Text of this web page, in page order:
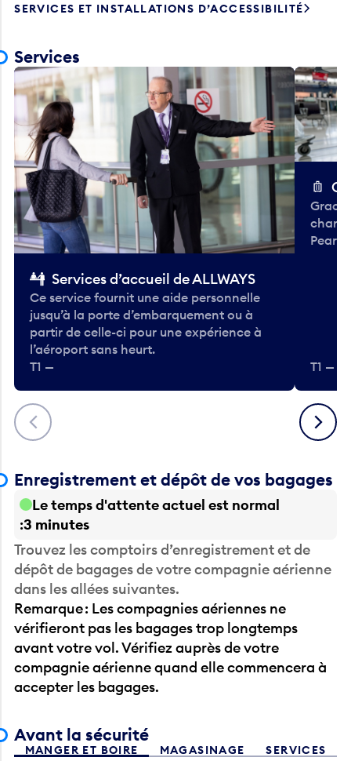
SERVICES ET INSTALLATIONS D’ACCESSIBILITÉ
Services
Précédent
Services d’accueil de ALLWAYS
Ce service fournit une aide personnelle
jusqu’à la porte d’embarquement ou à
partir de celle-ci pour une expérience à
l’aéroport sans heurt.
T1 —
T1 —
Suivant
Enregistrement et dépôt de vos bagages
Le temps d'attente actuel est normal
3 minutes
Trouvez les comptoirs d’enregistrement et de
dépôt de bagages de votre compagnie aérienne
dans les allées suivantes.
Remarque : Les compagnies aériennes ne
vérifieront pas les bagages trop longtemps
avant votre vol. Vérifiez auprès de votre
compagnie aérienne quand elle commencera à
accepter les bagages.
Avant la sécurité
MANGER ET BOIRE MAGASINAGE SERVICES